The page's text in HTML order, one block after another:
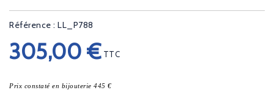
Référence : LL_P788
305,00 € TTC
Prix constaté en bijouterie 445 €